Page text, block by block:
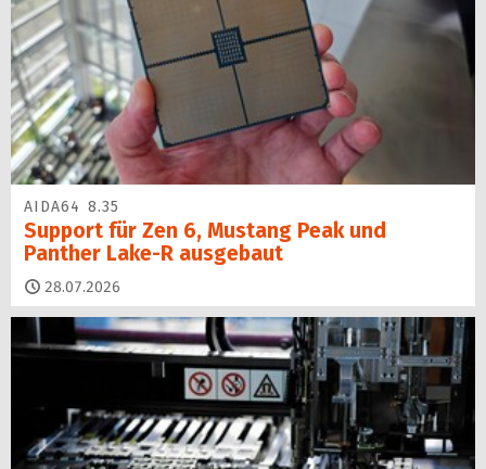
AIDA64 8.35
Support für Zen 6, Mustang Peak und
Panther Lake-R ausgebaut
28.07.2026